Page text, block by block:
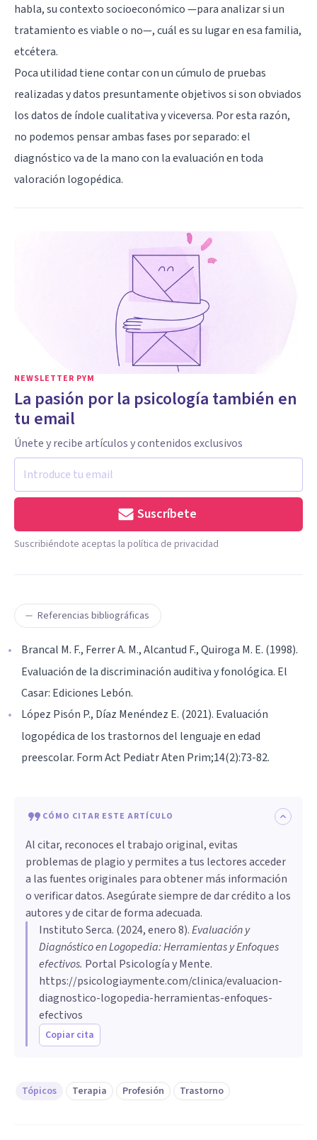
habla, su contexto socioeconómico —para analizar si un
tratamiento es viable o no—, cuál es su lugar en esa familia,
etcétera.
Poca utilidad tiene contar con un cúmulo de pruebas
realizadas y datos presuntamente objetivos si son obviados
los datos de índole cualitativa y viceversa. Por esta razón,
no podemos pensar ambas fases por separado: el
diagnóstico va de la mano con la evaluación en toda
valoración logopédica.
NEWSLETTER PYM
La pasión por la psicología también en
tu email
Únete y recibe artículos y contenidos exclusivos
Suscríbete
Suscribiéndote aceptas la política de privacidad
Referencias bibliográficas
Brancal M. F., Ferrer A. M., Alcantud F., Quiroga M. E. (1998).
Evaluación de la discriminación auditiva y fonológica. El
Casar: Ediciones Lebón.
López Pisón P., Díaz Menéndez E. (2021). Evaluación
logopédica de los trastornos del lenguaje en edad
preescolar. Form Act Pediatr Aten Prim;14(2):73-82.
CÓMO CITAR ESTE ARTÍCULO
Al citar, reconoces el trabajo original, evitas
problemas de plagio y permites a tus lectores acceder
a las fuentes originales para obtener más información
o verificar datos. Asegúrate siempre de dar crédito a los
autores y de citar de forma adecuada.
Instituto Serca. (2024, enero 8).Evaluación y
Diagnóstico en Logopedia: Herramientas y Enfoques
efectivos. Portal Psicología y Mente.
https://psicologiaymente.com/clinica/evaluacion-
diagnostico-logopedia-herramientas-enfoques-
efectivos
Copiar cita
Tópicos Terapia Profesión Trastorno